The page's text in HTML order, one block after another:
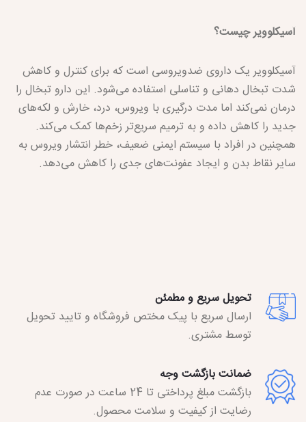
آسیکلوویر چیست؟
آسیکلوویر یک داروی ضدویروسی است که برای کنترل و کاهش
شدت تبخال دهانی و تناسلی استفاده می‌شود. این دارو تبخال را
درمان نمی‌کند اما مدت درگیری با ویروس، درد، خارش و لکه‌های
جدید را کاهش داده و به ترمیم سریع‌تر زخم‌ها کمک می‌کند.
همچنین در افراد با سیستم ایمنی ضعیف، خطر انتشار ویروس به
سایر نقاط بدن و ایجاد عفونت‌های جدی را کاهش می‌دهد.
تحویل سریع و مطمئن
ارسال سریع با پیک مختص فروشگاه و تایید تحویل
توسط مشتری.
ضمانت بازگشت وجه
بازگشت مبلغ پرداختی تا 24 ساعت در صورت عدم
رضایت از کیفیت و سلامت محصول.